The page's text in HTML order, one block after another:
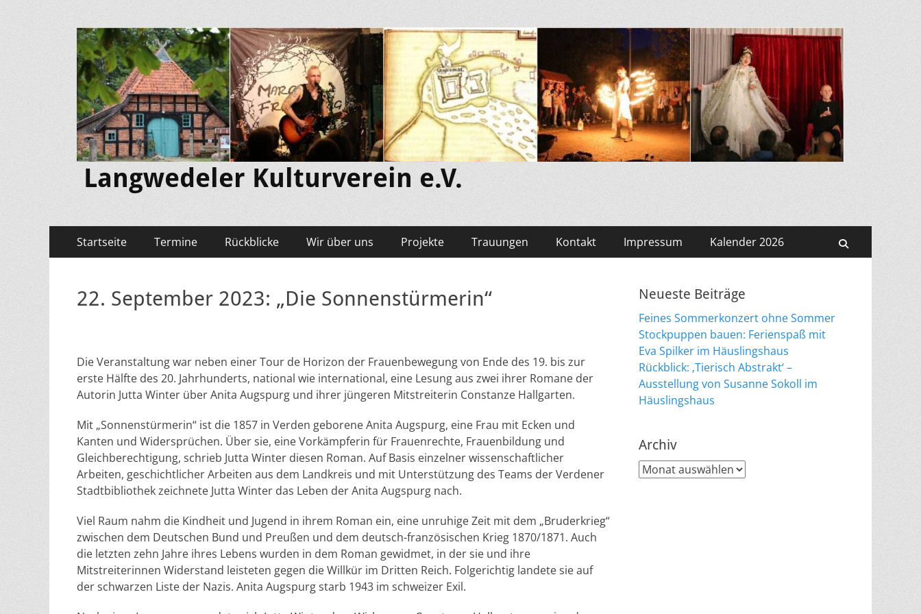
Langwedeler Kulturverein e.V.
Primäres
Menü
Inhalt
Startseite Termine Rückblicke Wir über uns Projekte Trauungen Kontakt Impressum Kalender 2026
22. September 2023: „Die Sonnenstürmerin“
Die Veranstaltung war neben einer Tour de Horizon der Frauenbewegung von Ende des 19. bis zur
erste Hälfte des 20. Jahrhunderts, national wie international, eine Lesung aus zwei ihrer Romane der
Autorin Jutta Winter über Anita Augspurg und ihrer jüngeren Mitstreiterin Constanze Hallgarten.
Mit „Sonnenstürmerin“ ist die 1857 in Verden geborene Anita Augspurg, eine Frau mit Ecken und
Kanten und Widersprüchen. Über sie, eine Vorkämpferin für Frauenrechte, Frauenbildung und
Gleichberechtigung, schrieb Jutta Winter diesen Roman. Auf Basis einzelner wissenschaftlicher
Arbeiten, geschichtlicher Arbeiten aus dem Landkreis und mit Unterstützung des Teams der Verdener
Stadtbibliothek zeichnete Jutta Winter das Leben der Anita Augspurg nach.
Viel Raum nahm die Kindheit und Jugend in ihrem Roman ein, eine unruhige Zeit mit dem „Bruderkrieg“
zwischen dem Deutschen Bund und Preußen und dem deutsch-französischen Krieg 1870/1871. Auch
die letzten zehn Jahre ihres Lebens wurden in dem Roman gewidmet, in der sie und ihre
Mitstreiterinnen Widerstand leisteten gegen die Willkür im Dritten Reich. Folgerichtig landete sie auf
der schwarzen Liste der Nazis. Anita Augspurg starb 1943 im schweizer Exil.
Neueste Beiträge
Feines Sommerkonzert ohne Sommer
Stockpuppen bauen: Ferienspaß mit
Eva Spilker im Häuslingshaus
Rückblick: ‚Tierisch Abstrakt‘ –
Ausstellung von Susanne Sokoll im
Häuslingshaus
Archiv
Archiv